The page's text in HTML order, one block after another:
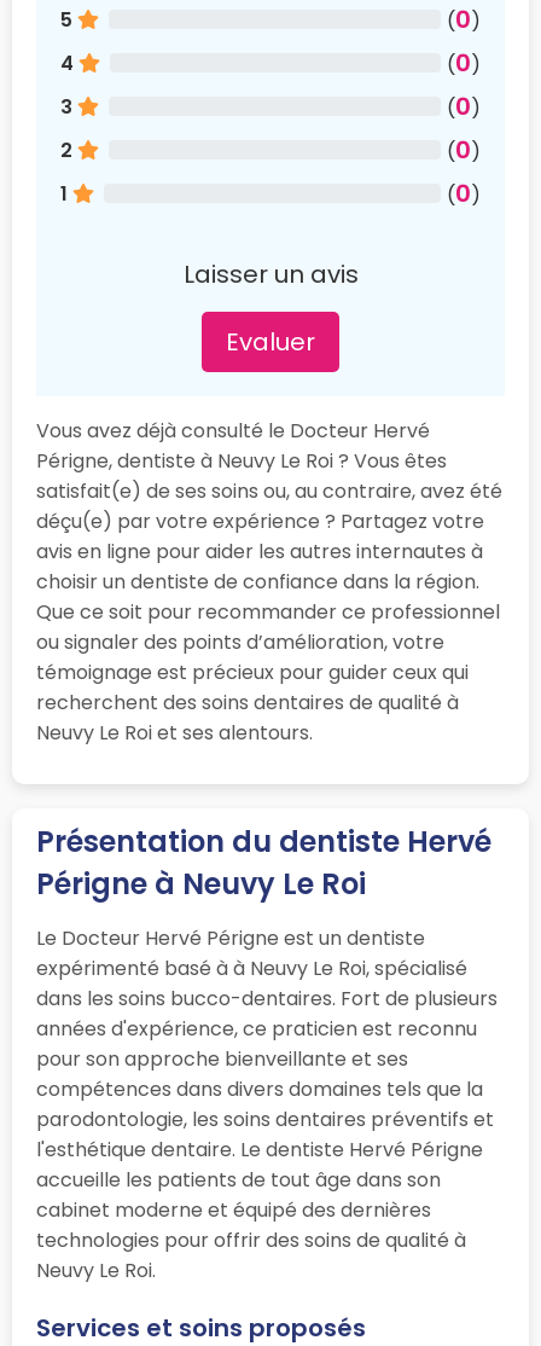
5 (0)
4
(0)
3
(0)
2
(0)
1
(0)
Laisser un avis
Evaluer
Vous avez déjà consulté le Docteur Hervé
Périgne, dentiste à Neuvy Le Roi ? Vous êtes
satisfait(e) de ses soins ou, au contraire, avez été
déçu(e) par votre expérience ? Partagez votre
avis en ligne pour aider les autres internautes à
choisir un dentiste de confiance dans la région.
Que ce soit pour recommander ce professionnel
ou signaler des points d’amélioration, votre
témoignage est précieux pour guider ceux qui
recherchent des soins dentaires de qualité à
Neuvy Le Roi et ses alentours.
Présentation du dentiste Hervé
Périgne à Neuvy Le Roi
Le Docteur Hervé Périgne est un dentiste
expérimenté basé à à Neuvy Le Roi, spécialisé
dans les soins bucco-dentaires. Fort de plusieurs
années d'expérience, ce praticien est reconnu
pour son approche bienveillante et ses
compétences dans divers domaines tels que la
parodontologie, les soins dentaires préventifs et
l'esthétique dentaire. Le dentiste Hervé Périgne
accueille les patients de tout âge dans son
cabinet moderne et équipé des dernières
technologies pour offrir des soins de qualité à
Neuvy Le Roi.
Services et soins proposés